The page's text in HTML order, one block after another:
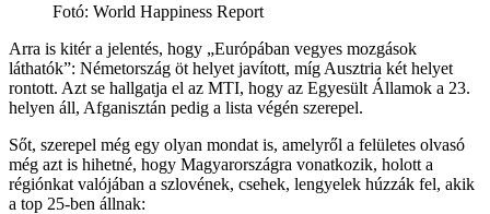
Fotó: World Happiness Report
Arra is kitér a jelentés, hogy „Európában vegyes mozgások
láthatók”: Németország öt helyet javított, míg Ausztria két helyet
rontott. Azt se hallgatja el az MTI, hogy az Egyesült Államok a 23.
helyen áll, Afganisztán pedig a lista végén szerepel.
Sőt, szerepel még egy olyan mondat is, amelyről a felületes olvasó
még azt is hihetné, hogy Magyarországra vonatkozik, holott a
régiónkat valójában a szlovének, csehek, lengyelek húzzák fel, akik
a top 25-ben állnak: